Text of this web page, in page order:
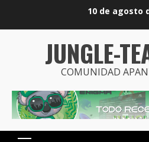
10 de agosto
JUNGLE-
COMUNIDAD